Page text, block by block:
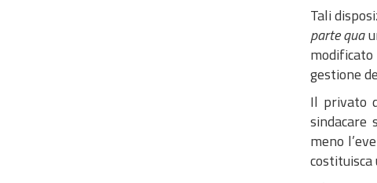
Tali
parte qua
gestione
Il privato
sindacare
meno